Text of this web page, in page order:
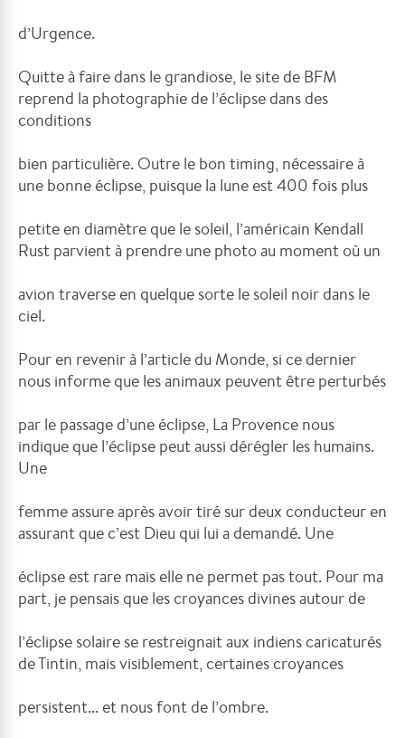
d’Urgence.
Quitte à faire dans le grandiose, le site de BFM
reprend la photographie de l’éclipse dans des
conditions
bien particulière. Outre le bon timing, nécessaire à
une bonne éclipse, puisque la lune est 400 fois plus
petite en diamètre que le soleil, l’américain Kendall
Rust parvient à prendre une photo au moment où un
avion traverse en quelque sorte le soleil noir dans le
ciel.
Pour en revenir à l’article du Monde, si ce dernier
nous informe que les animaux peuvent être perturbés
par le passage d’une éclipse, La Provence nous
indique que l’éclipse peut aussi dérégler les humains.
Une
femme assure après avoir tiré sur deux conducteur en
assurant que c’est Dieu qui lui a demandé. Une
éclipse est rare mais elle ne permet pas tout. Pour ma
part, je pensais que les croyances divines autour de
l’éclipse solaire se restreignait aux indiens caricaturés
de Tintin, mais visiblement, certaines croyances
persistent... et nous font de l’ombre.